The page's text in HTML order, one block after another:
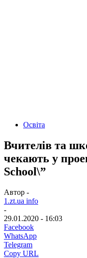
Освіта
Вчителів та
чекають у
School\”
Автор -
1.zt.ua info
-
29.01.2020 - 16:03
Facebook
WhatsApp
Telegram
Copy URL